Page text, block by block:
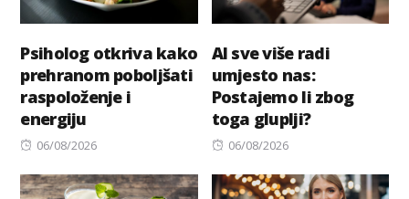
Psiholog otkriva kako
prehranom poboljšati
raspoloženje i
energiju
Posted
06/08/2026
AI sve više radi
umjesto nas:
Postajemo li zbog
toga gluplji?
Posted
06/08/2026